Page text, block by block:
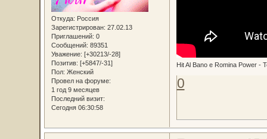
Откуда: Россия
Зарегистрирован: 27.02.13
Приглашений: 0
Сообщений: 89351
Уважение: [+30213/-28]
Позитив: [+5847/-31]
Пол: Женский
Провел на форуме:
1 год 9 месяцев
Последний визит:
Сегодня 06:30:58
Hit Al Bano e Romina Power -
0